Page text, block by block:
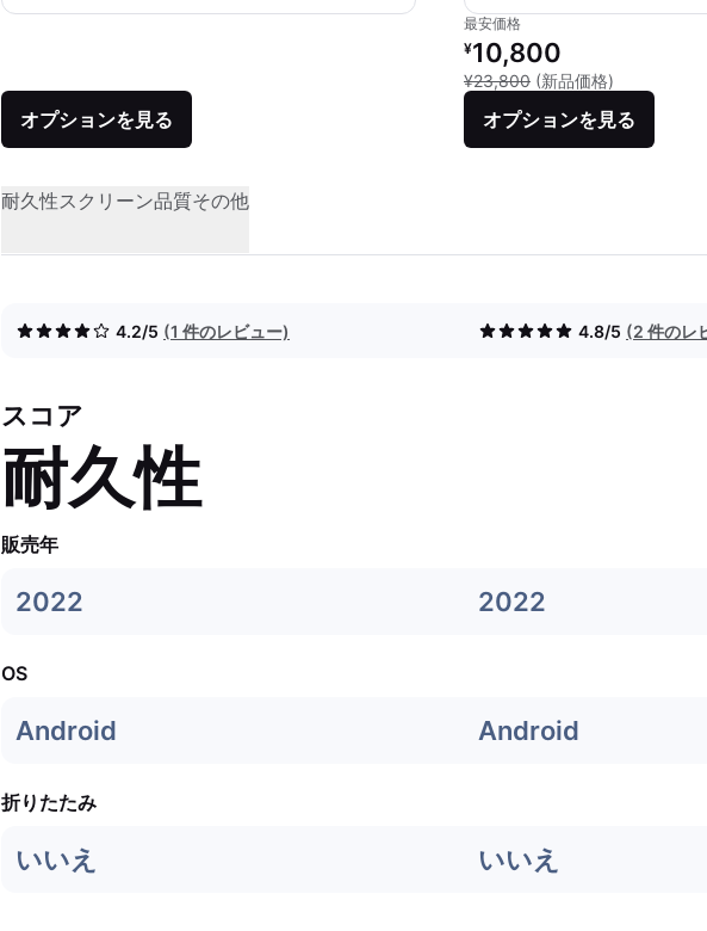
オプションを見る
最安価格
リファービッシュ品の価格：
¥10,800
¥23,800 (新品価格)
オプションを見る
耐久性スクリーン品質その他
4.2/5 (1 件のレビュー) 4.8/5 (2 件のレ
スコア
耐久性
販売年
2022 2022
OS
Android Android
折りたたみ
いいえ いいえ